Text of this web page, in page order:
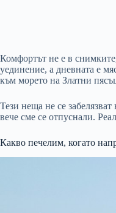
Комфортът не е в
уединение, а дневната е
към морето на Златни
Тези неща не се
вече сме се отпуснали.
Какво печелим, когато